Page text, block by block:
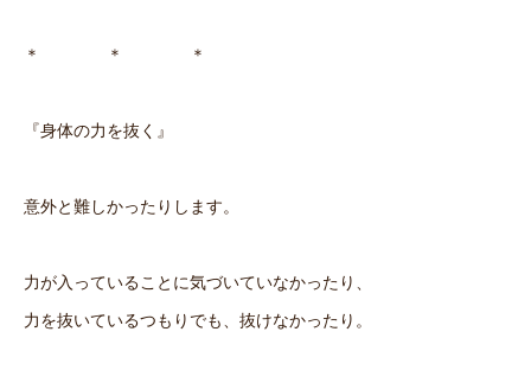
＊ ＊ ＊
『身体の力を抜く』
意外と難しかったりします。
力が入っていることに気づいていなかったり、
力を抜いているつもりでも、抜けなかったり。